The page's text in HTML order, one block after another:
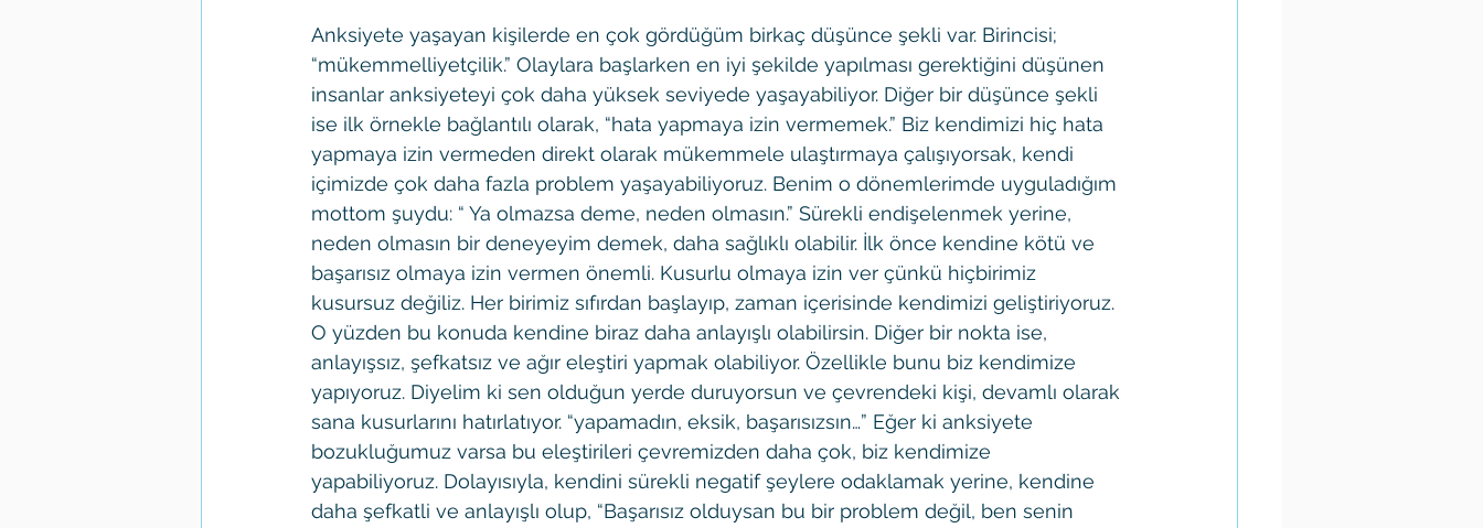
Anksiyete yaşayan kişilerde en çok gördüğüm birkaç düşünce şekli var. Birincisi;
“mükemmelliyetçilik.” Olaylara başlarken en iyi şekilde yapılması gerektiğini düşünen
insanlar anksiyeteyi çok daha yüksek seviyede yaşayabiliyor. Diğer bir düşünce şekli
ise ilk örnekle bağlantılı olarak, “hata yapmaya izin vermemek.” Biz kendimizi hiç hata
yapmaya izin vermeden direkt olarak mükemmele ulaştırmaya çalışıyorsak, kendi
içimizde çok daha fazla problem yaşayabiliyoruz. Benim o dönemlerimde uyguladığım
mottom şuydu: “ Ya olmazsa deme, neden olmasın.” Sürekli endişelenmek yerine,
neden olmasın bir deneyeyim demek, daha sağlıklı olabilir. İlk önce kendine kötü ve
başarısız olmaya izin vermen önemli. Kusurlu olmaya izin ver çünkü hiçbirimiz
kusursuz değiliz. Her birimiz sıfırdan başlayıp, zaman içerisinde kendimizi geliştiriyoruz.
O yüzden bu konuda kendine biraz daha anlayışlı olabilirsin. Diğer bir nokta ise,
anlayışsız, şefkatsız ve ağır eleştiri yapmak olabiliyor. Özellikle bunu biz kendimize
yapıyoruz. Diyelim ki sen olduğun yerde duruyorsun ve çevrendeki kişi, devamlı olarak
sana kusurlarını hatırlatıyor. “yapamadın, eksik, başarısızsın…” Eğer ki anksiyete
bozukluğumuz varsa bu eleştirileri çevremizden daha çok, biz kendimize
yapabiliyoruz. Dolayısıyla, kendini sürekli negatif şeylere odaklamak yerine, kendine
daha şefkatli ve anlayışlı olup, “Başarısız olduysan bu bir problem değil, ben senin